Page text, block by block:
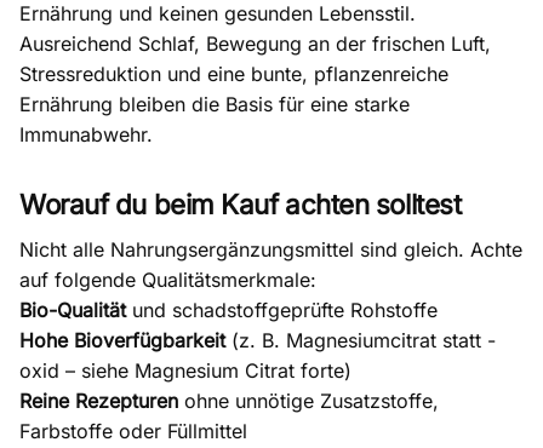
Ernährung und keinen gesunden Lebensstil.
Ausreichend Schlaf, Bewegung an der frischen Luft,
Stressreduktion und eine bunte, pflanzenreiche
Ernährung bleiben die Basis für eine starke
Immunabwehr.
Worauf du beim Kauf achten solltest
Nicht alle Nahrungsergänzungsmittel sind gleich. Achte
auf folgende Qualitätsmerkmale:
Bio-Qualitätund schadstoffgeprüfte Rohstoffe
Hohe Bioverfügbarkeit(z. B. Magnesiumcitrat statt -
oxid – siehe Magnesium Citrat forte)
Reine Rezepturen ohne unnötige Zusatzstoffe,
Farbstoffe oder Füllmittel